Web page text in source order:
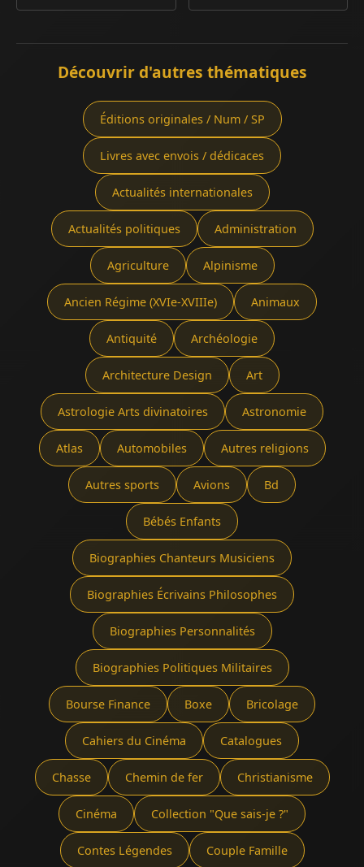
Découvrir d'autres thématiques
Éditions originales / Num / SP
Livres avec envois / dédicaces
Actualités internationales
Actualités politiques Administration
Agriculture Alpinisme
Ancien Régime (XVIe-XVIIIe) Animaux
Antiquité Archéologie
Architecture Design Art
Astrologie Arts divinatoires Astronomie
Atlas Automobiles Autres religions
Autres sports Avions Bd
Bébés Enfants
Biographies Chanteurs Musiciens
Biographies Écrivains Philosophes
Biographies Personnalités
Biographies Politiques Militaires
Bourse Finance Boxe Bricolage
Cahiers du Cinéma Catalogues
Chasse Chemin de fer Christianisme
Cinéma Collection "Que sais-je ?"
Contes Légendes Couple Famille